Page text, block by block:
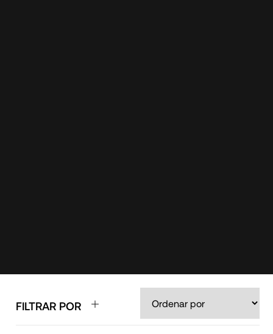
FILTRAR POR